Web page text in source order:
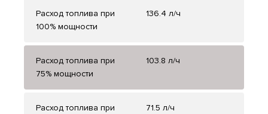
Расход топлива при
100% мощности
136.4 л/ч
Расход топлива при
75% мощности
103.8 л/ч
Расход топлива при
71.5 л/ч